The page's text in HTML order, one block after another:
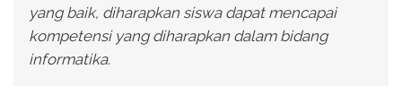
yang baik, diharapkan siswa dapat mencapai
kompetensi yang diharapkan dalam bidang
informatika.